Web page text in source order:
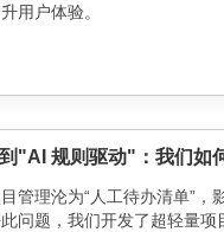
用户体验。
管理沦为“人工待办清单”，
问题，我们开发了超轻量项